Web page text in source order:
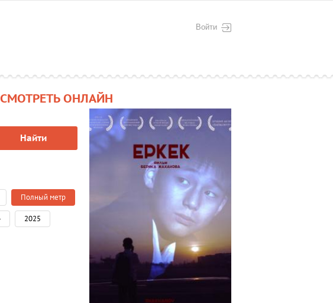
Войти
ОНЛАЙН
Найти
Полный метр
2025